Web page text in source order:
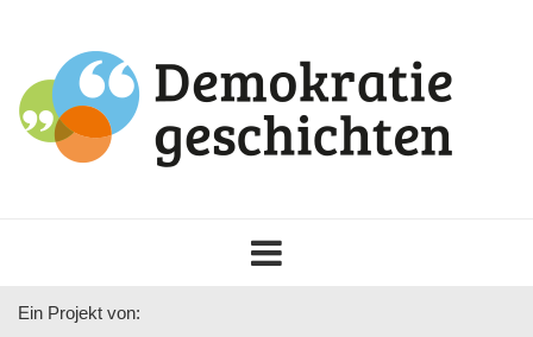
navigation
Ein Projekt von: